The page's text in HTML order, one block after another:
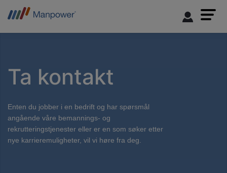
Ta kontakt
Enten du jobber i en bedrift og har spørsmål
angående våre bemannings- og
rekrutteringstjenester eller er en som søker etter
nye karrieremuligheter, vil vi høre fra deg.